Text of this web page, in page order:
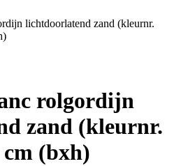
lichtdoorlatend zand (kleurnr.
rolgordijn
zand (kleurnr.
cm (bxh)